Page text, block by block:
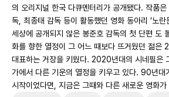
의 오리지널 한국 다큐멘터리가 공개됐다. 작품
독, 최종태 감독 등이 활동했던 영화 동아리 ‘노란
세상에 공개되지 않은 봉준호 감독의 첫 단편 도
화를 향한 열정이 그 어느 때보다 뜨거웠던 젊은
대표하는 거장을 키웠다. 2020년대의 시네필은
가에서 다른 기운의 열정을 키우고 있다. 90년대
시작이었다면, 지금은 그때와 다른 새로운 영화가